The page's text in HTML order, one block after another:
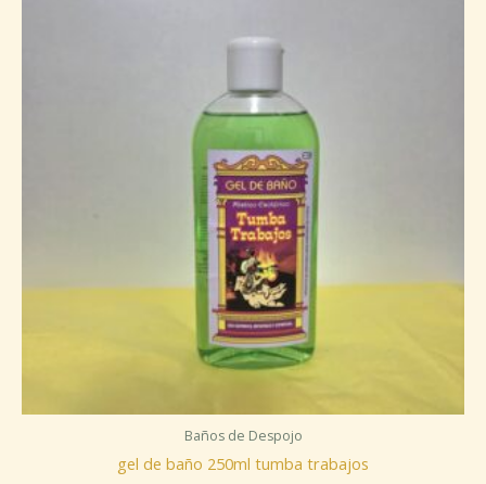
Baños de Despojo
gel de baño 250ml tumba trabajos